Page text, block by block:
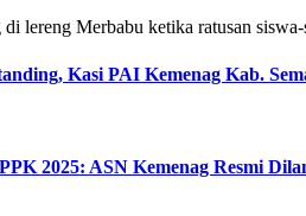
lereng Merbabu ketika ratusan
Kasi PAI Kemenag Kab.
2025: ASN Kemenag Resmi